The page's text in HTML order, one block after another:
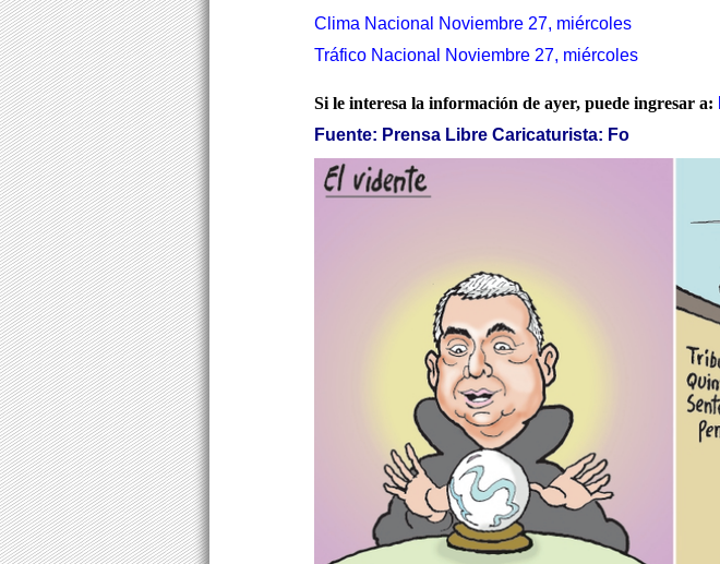
Clima Nacional Noviembre 27, miércoles
Tráfico Nacional Noviembre 27, miércoles
Si le interesa la información de ayer, puede ingresar a:
Fuente: Prensa Libre Caricaturista: Fo